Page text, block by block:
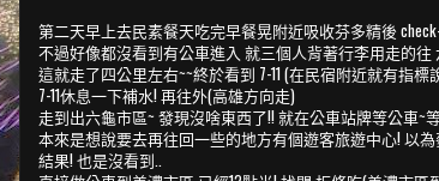
第二天早上去民素餐天吃完早餐晃附近吸收芬多精後
不過好像都沒看到有公車進入 就三個人背著行李用走的往
這就走了四公里左右~~終於看到 7-11 (在民宿附近就有指標
7-11休息一下補水! 再往外(高雄方向走)
走到出六龜市區~ 發現沒啥東西了!! 就在公車站牌等公車~
本來是想說要去再往回一些的地方有個遊客旅遊中心! 以為
結果! 也是沒看到..